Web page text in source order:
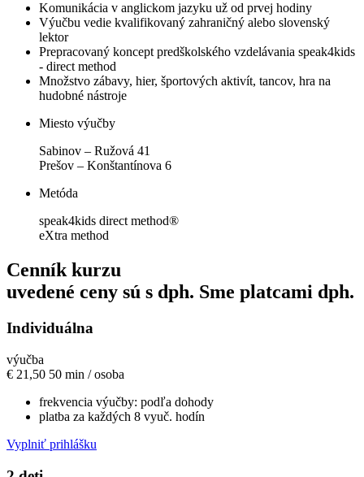
Komunikácia v anglickom jazyku už od prvej hodiny
Výučbu vedie kvalifikovaný zahraničný alebo slovenský
lektor
Prepracovaný koncept predškolského vzdelávania speak4kids
- direct method
Množstvo zábavy, hier, športových aktivít, tancov, hra na
hudobné nástroje
Miesto výučby
Sabinov – Ružová 41
Prešov – Konštantínova 6
Metóda
speak4kids direct method®
eXtra method
Cenník kurzu
uvedené ceny sú s dph. Sme platcami dph.
Individuálna
výučba
€ 21,50 50 min / osoba
frekvencia výučby: podľa dohody
platba za každých 8 vyuč. hodín
Vyplniť prihlášku